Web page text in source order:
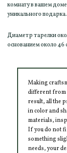
комнату в вашем
уникального подарка.
Диаметр тарелки
основанием около 46
Making
different from
result, all the
in color and
materials,
If you do not
something
needs, your